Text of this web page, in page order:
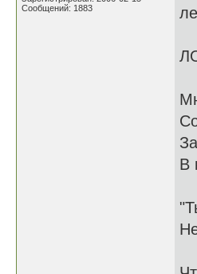
Сообщений: 1883
В